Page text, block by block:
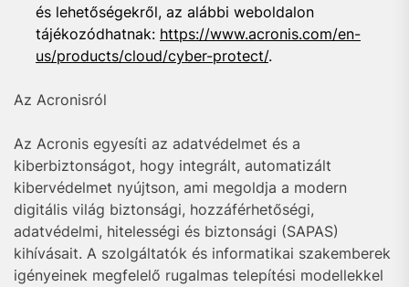
és lehetőségekről, az alábbi weboldalon
tájékozódhatnak: https://www.acronis.com/en-
us/products/cloud/cyber-protect/.
Az Acronisról
Az Acronis egyesíti az adatvédelmet és a
kiberbiztonságot, hogy integrált, automatizált
kibervédelmet nyújtson, ami megoldja a modern
digitális világ biztonsági, hozzáférhetőségi,
adatvédelmi, hitelességi és biztonsági (SAPAS)
kihívásait. A szolgáltatók és informatikai szakemberek
igényeinek megfelelő rugalmas telepítési modellekkel